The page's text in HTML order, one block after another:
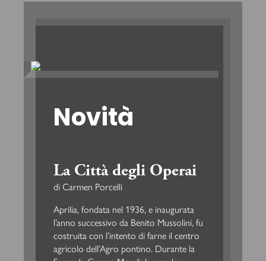
Novità
La Città degli Operai
di Carmen Porcelli
Aprilia, fondata nel 1936, e inaugurata
l’anno successivo da Benito Mussolini, fu
costruita con l’intento di farne il centro
agricolo dell’Agro pontino. Durante la